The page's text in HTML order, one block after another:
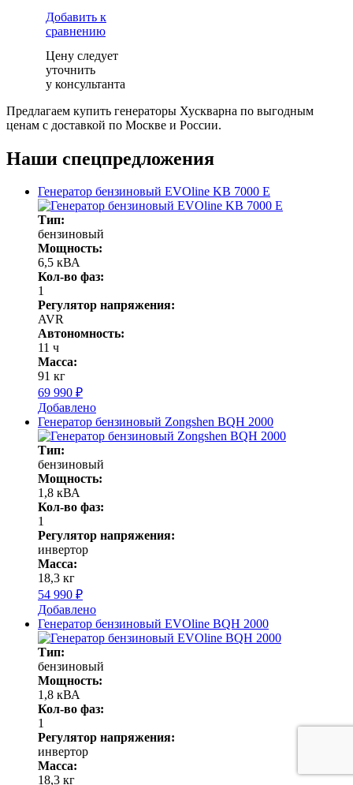
Добавить к
сравнению
Цену следует
уточнить
у консультанта
Предлагаем купить генераторы Хускварна по выгодным
ценам с доставкой по Москве и России.
Наши спецпредложения
Генератор бензиновый EVOline KB 7000 E
Тип:
бензиновый
Мощность:
6,5 кВА
Кол-во фаз:
1
Регулятор напряжения:
AVR
Автономность:
11 ч
Масса:
91 кг
69 990 ₽
Добавлено
Генератор бензиновый Zongshen BQH 2000
Тип:
бензиновый
Мощность:
1,8 кВА
Кол-во фаз:
1
Регулятор напряжения:
инвертор
Масса:
18,3 кг
54 990 ₽
Добавлено
Генератор бензиновый EVOline BQH 2000
Тип:
бензиновый
Мощность:
1,8 кВА
Кол-во фаз:
1
Регулятор напряжения:
инвертор
Масса:
18,3 кг